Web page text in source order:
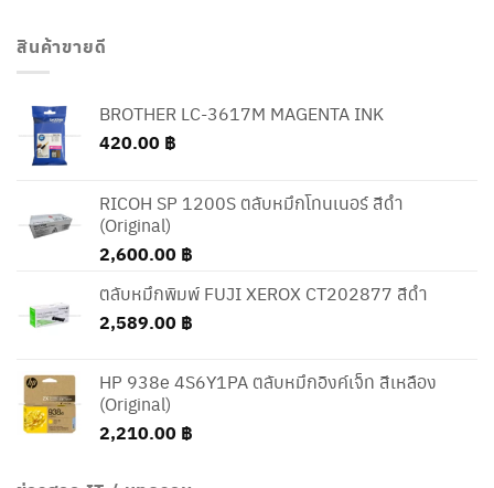
สินค้าขายดี
BROTHER LC-3617M MAGENTA INK
420.00 ฿
RICOH SP 1200S ตลับหมึกโทนเนอร์ สีดำ
(Original)
2,600.00 ฿
ตลับหมึกพิมพ์ FUJI XEROX CT202877 สีดำ
2,589.00 ฿
HP 938e 4S6Y1PA ตลับหมึกอิงค์เจ็ท สีเหลือง
(Original)
2,210.00 ฿